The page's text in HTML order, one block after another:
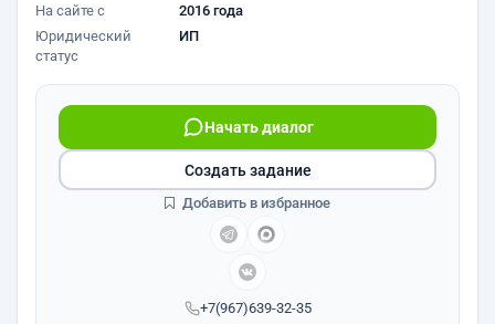
На сайте с
2016 года
Юридический
статус
ИП
+7(967)639-32-35
Начать диалог
Создать задание
Добавить в избранное